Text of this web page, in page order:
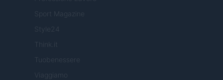
Sport Magazine
Style24
Think.it
Tuobenessere
Viaggiamo